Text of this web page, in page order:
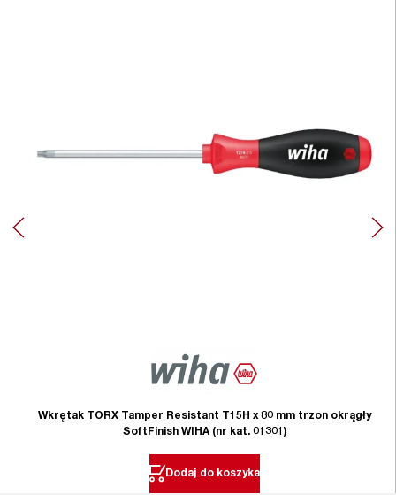
Wkrętak TORX Tamper Resistant T15H x 80 mm trzon okrągły
SoftFinish WIHA (nr kat. 01301)
Dodaj do koszyka